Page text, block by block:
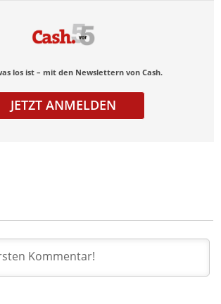
los ist – mit den Newslettern von Cash.
JETZT ANMELDEN